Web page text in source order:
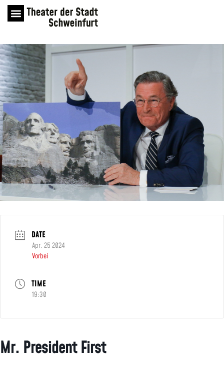
DATE
Apr. 25 2024
Vorbei
TIME
19:30
Mr. President First